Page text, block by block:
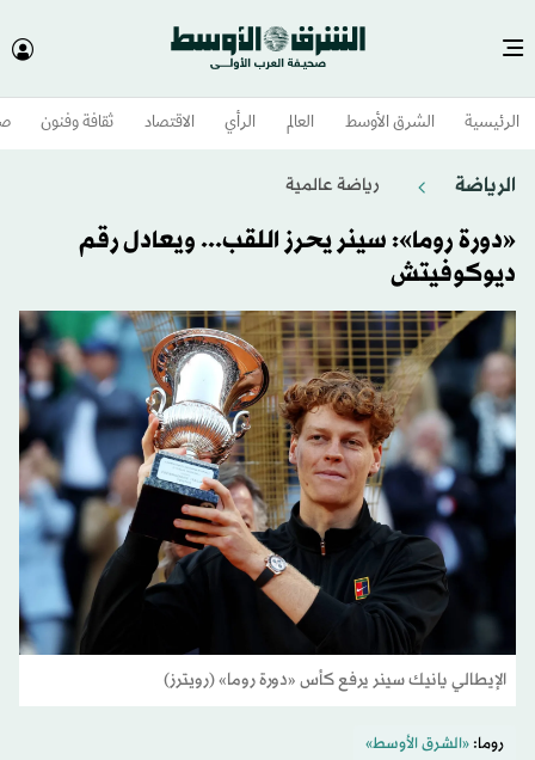
الرئيسية الشرق الأوسط​ العالم الرأي الاقتصاد ثقافة وفنون
الرياضة رياضة عالمية
«دورة روما»: سينر يحرز اللقب... ويعادل رقم
ديوكوفيتش
الإيطالي يانيك سينر يرفع كأس «دورة روما» (رويترز)
روما:«الشرق الأوسط»